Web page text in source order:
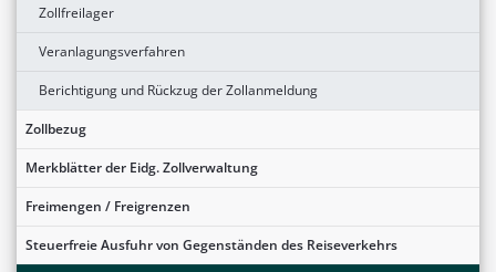
Zollfreilager
Veranlagungsverfahren
Berichtigung und Rückzug der Zollanmeldung
Zollbezug
Merkblätter der Eidg. Zollverwaltung
Freimengen / Freigrenzen
Steuerfreie Ausfuhr von Gegenständen des Reiseverkehrs